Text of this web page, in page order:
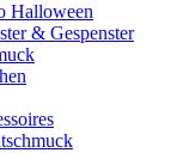
Halloween
& Gespenster